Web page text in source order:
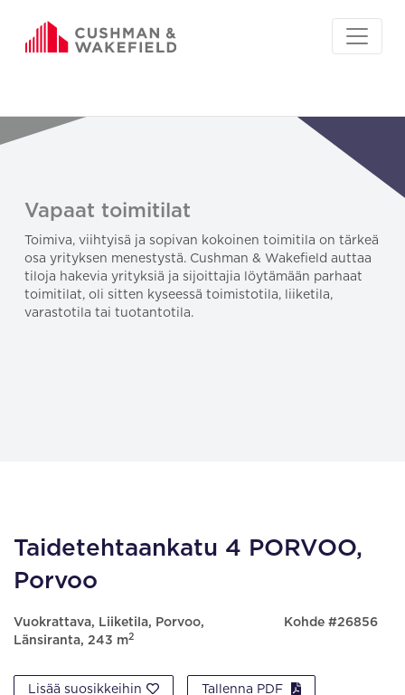
Vapaat toimitilat
Toimiva, viihtyisä ja sopivan kokoinen toimitila on tärkeä
osa yrityksen menestystä. Cushman & Wakefield auttaa
tiloja hakevia yrityksiä ja sijoittajia löytämään parhaat
toimitilat, oli sitten kyseessä toimistotila, liiketila,
varastotila tai tuotantotila.
Taidetehtaankatu 4 PORVOO,
Porvoo
Vuokrattava, Liiketila, Porvoo,
Länsiranta, 243 m2
Kohde #26856
Lisää suosikkeihin Tallenna PDF